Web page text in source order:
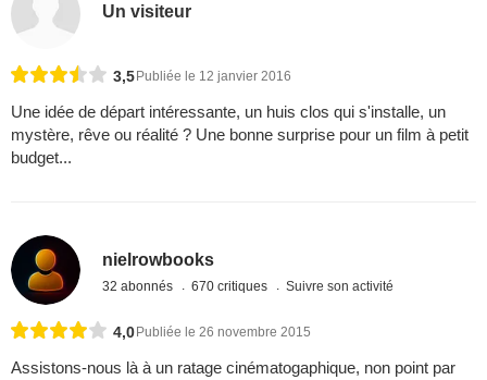
Un visiteur
3,5Publiée le 12 janvier 2016
Une idée de départ intéressante, un huis clos qui s'installe, un
mystère, rêve ou réalité ? Une bonne surprise pour un film à petit
budget...
nielrowbooks
32 abonnés 670 critiques Suivre son activité
4,0 Publiée le 26 novembre 2015
Assistons-nous là à un ratage cinématogaphique, non point par